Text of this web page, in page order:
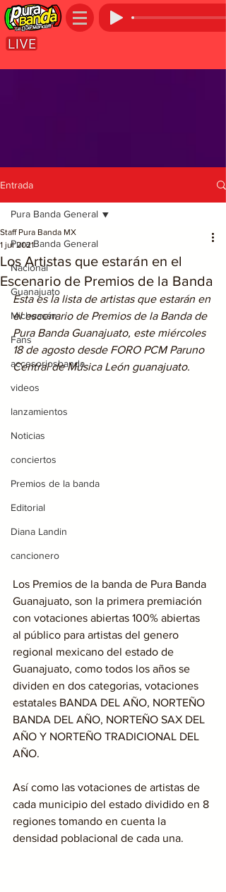
Entrada
Pura Banda General
Nacional
Guanajuato
Michoacán
Fans
accesoriosbanda
videos
lanzamientos
Noticias
conciertos
Premios de la banda
Editorial
Diana Landin
cancionero
Pura Banda General
Los Artistas que estarán en el
Escenario de Premios de la Banda
Staff Pura Banda MX
1 jul 2021
Esta es la lista de artistas que estarán en
el escenario de Premios de la Banda de
Pura Banda Guanajuato, este miércoles
18 de agosto desde FORO PCM Paruno
Central de Música León guanajuato.
Los Premios de la banda de Pura Banda
Guanajuato, son la primera premiación
con votaciones abiertas 100% abiertas
al público para artistas del genero
regional mexicano del estado de
Guanajuato, como todos los años se
dividen en dos categorias, votaciones
estatales BANDA DEL AÑO, NORTEÑO
BANDA DEL AÑO, NORTEÑO SAX DEL
AÑO Y NORTEÑO TRADICIONAL DEL
AÑO.
Así como las votaciones de artistas de
cada municipio del estado dividido en 8
regiones tomando en cuenta la
densidad poblacional de cada una.